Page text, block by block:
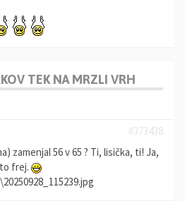
TEK NA MRZLI VRH
#373438
zamenjal 56 v 65 ? Ti, lisička, ti! Ja,
frej.